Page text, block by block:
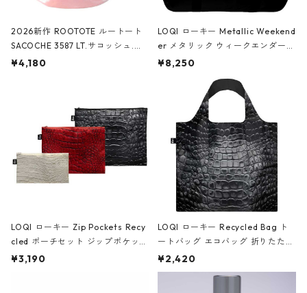
2026新作 ROOTOTE ルートート
SACOCHE 3587 LT.サコッシュ.ル
ミエ-B ショルダーバッグ グロスピ
¥4,180
LOQI ローキー Metallic Weekend
er メタリック ウィークエンダー
ボストンバッグ ショルダーバッグ
Black ジャン=ミッシェル・バスキ
ア/クラウン ブラック
¥8,250
LOQI ローキー Zip Pockets Recy
cled ポーチセット ジップポケット
ファスナーポーチ 撥水加工 トラベ
¥3,190
LOQI ローキー Recycled Bag ト
ートバッグ エコバッグ 折りたたみ
大きめ 撥水加工 収納ポーチ CRO
CODILE/Black クロコダイル/ブラ
¥2,420